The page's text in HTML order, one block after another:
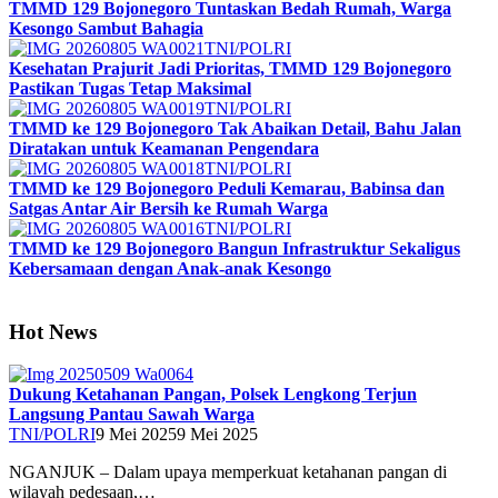
TMMD 129 Bojonegoro Tuntaskan Bedah Rumah, Warga
Kesongo Sambut Bahagia
TNI/POLRI
Kesehatan Prajurit Jadi Prioritas, TMMD 129 Bojonegoro
Pastikan Tugas Tetap Maksimal
TNI/POLRI
TMMD ke 129 Bojonegoro Tak Abaikan Detail, Bahu Jalan
Diratakan untuk Keamanan Pengendara
TNI/POLRI
TMMD ke 129 Bojonegoro Peduli Kemarau, Babinsa dan
Satgas Antar Air Bersih ke Rumah Warga
TNI/POLRI
TMMD ke 129 Bojonegoro Bangun Infrastruktur Sekaligus
Kebersamaan dengan Anak-anak Kesongo
Hot News
Dukung Ketahanan Pangan, Polsek Lengkong Terjun
Langsung Pantau Sawah Warga
TNI/POLRI9 Mei 20259 Mei 2025
NGANJUK – Dalam upaya memperkuat ketahanan pangan di
wilayah pedesaan,…